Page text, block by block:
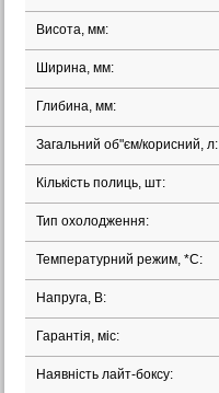
Висота, мм:
Ширина, мм:
Глибина, мм:
Загальний об"єм/корисний, л:
Кількість полиць, шт:
Тип охолодження:
Температурний режим, *С:
Напруга, В:
Гарантія, міс:
Наявність лайт-боксу: